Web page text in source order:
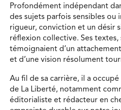
Profondément indépendant
des sujets parfois sensibles ou
rigueur, conviction et un désir
réflexion collective. Ses textes,
témoignaient d’un
et d’une vision résolument
Au fil de sa carrière, il a
de La Liberté, notamment
éditorialiste et rédacteur en